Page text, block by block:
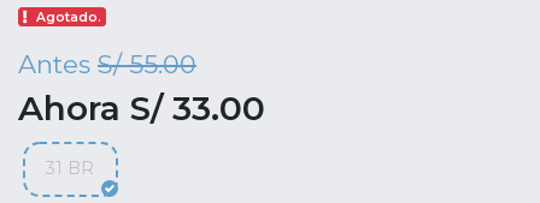
Agotado.
Antes S/ 55.00
Ahora S/ 33.00
31 BR